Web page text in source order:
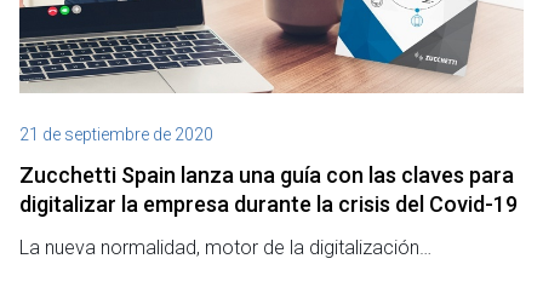
21 de septiembre de 2020
Zucchetti Spain lanza una guía con las claves para
digitalizar la empresa durante la crisis del Covid-19
La nueva normalidad, motor de la digitalización…